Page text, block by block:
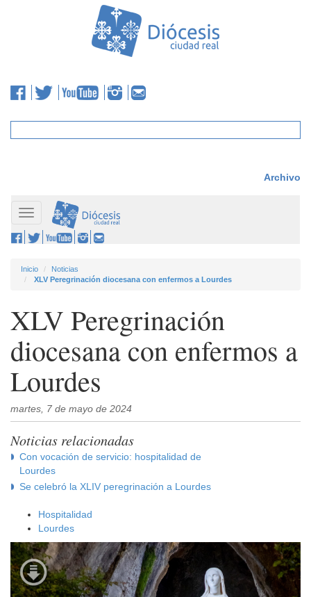
Archivo
Toggle
navigation
Inicio
Noticias
XLV Peregrinación diocesana con enfermos a Lourdes
XLV Peregrinación
diocesana con enfermos a
Lourdes
martes, 7 de mayo de 2024
Noticias relacionadas
Con vocación de servicio: hospitalidad de
Lourdes
Se celebró la XLIV peregrinación a Lourdes
Hospitalidad
Lourdes